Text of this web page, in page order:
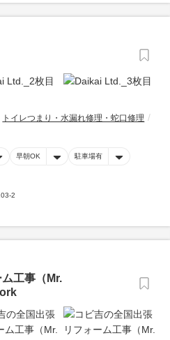
トイレつまり・水漏れ修理・蛇口修理
早朝OK 駐車場有
2
工事（Mr.